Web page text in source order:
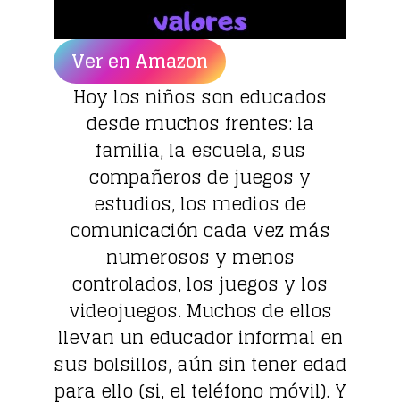
Ver en Amazon
Hoy los niños son educados
desde muchos frentes: la
familia, la escuela, sus
compañeros de juegos y
estudios, los medios de
comunicación cada vez más
numerosos y menos
controlados, los juegos y los
videojuegos. Muchos de ellos
llevan un educador informal en
sus bolsillos, aún sin tener edad
para ello (si, el teléfono móvil). Y